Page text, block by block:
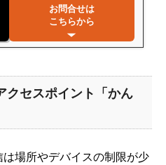
お問合せは
こちらから
クセスポイント「かん
場所やデバイスの制限が少